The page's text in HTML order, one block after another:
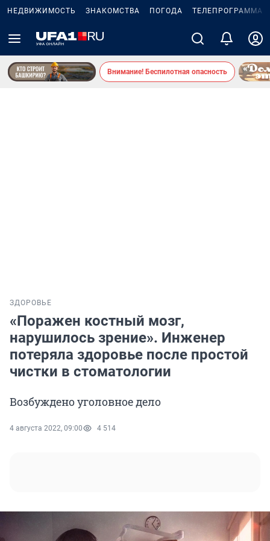
НЕДВИЖИМОСТЬ ЗНАКОМСТВА ПОГОДА ТЕЛЕПРОГРАММА
Внимание! Беспилотная опасность
ЗДОРОВЬЕ
«Поражен костный мозг,
нарушилось зрение». Инженер
потеряла здоровье после простой
чистки в стоматологии
Возбуждено уголовное дело
4 августа 2022, 09:00 4 514